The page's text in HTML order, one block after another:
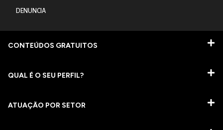
DENUNCIA
CONTEÚDOS GRATUITOS
QUAL É O SEU PERFIL?
ATUAÇÃO POR SETOR